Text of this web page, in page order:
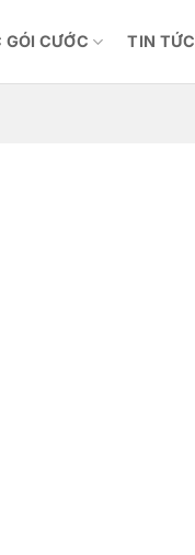
GÓI CƯỚC TIN TỨC